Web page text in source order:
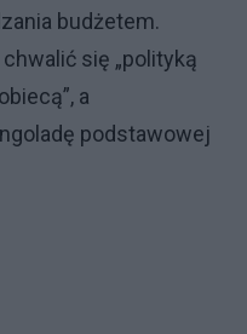
budżetem.
się „polityką
a
podstawowej